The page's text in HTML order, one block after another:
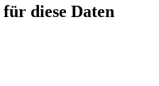
diese Daten